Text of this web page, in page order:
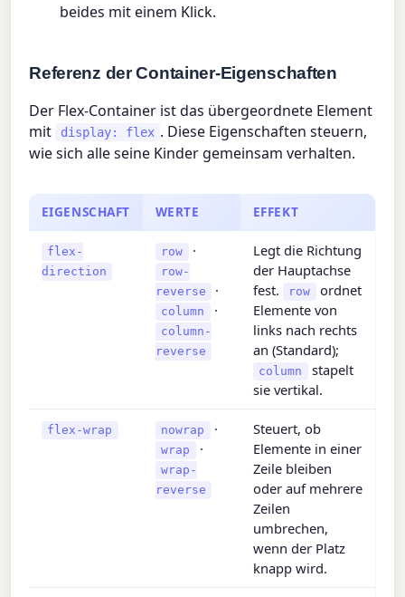
beides mit einem Klick.
Referenz der Container-Eigenschaften
Der Flex-Container ist das übergeordnete Element
mit
display: flex . Diese Eigenschaften steuern,
wie sich alle seine Kinder gemeinsam verhalten.
EIGENSCHAFT WERTE EFFEKT
flex-
direction
row ·
row-
reverse
·
column ·
column-
reverse
Legt die Richtung
der Hauptachse
fest.
row
ordnet
Elemente von
links nach rechts
an (Standard);
column
stapelt
sie vertikal.
flex-wrap nowrap ·
wrap ·
wrap-
reverse
Steuert, ob
Elemente in einer
Zeile bleiben
oder auf mehrere
Zeilen
umbrechen,
wenn der Platz
knapp wird.